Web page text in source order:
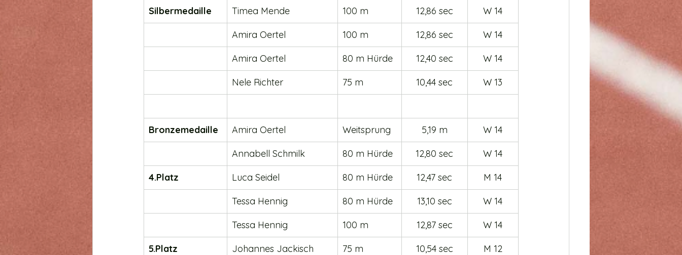
Silbermedaille Timea Mende 100 m 12,86 sec W 14
Amira Oertel 100 m 12,86 sec W 14
Amira Oertel 80 m Hürde 12,40 sec W 14
Nele Richter 75 m 10,44 sec W 13
Bronzemedaille Amira Oertel Weitsprung 5,19 m W 14
Annabell Schmilk 80 m Hürde 12,80 sec W 14
4.Platz Luca Seidel 80 m Hürde 12,47 sec M 14
Tessa Hennig 80 m Hürde 13,10 sec W 14
Tessa Hennig 100 m 12,87 sec W 14
5.Platz Johannes Jackisch 75 m 10,54 sec M 12